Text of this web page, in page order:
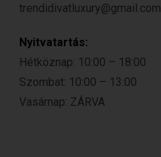
trendidivatluxury@gmail.com
Nyitvatartás:
Hétköznap: 10:00 – 18:00
Szombat: 10:00 – 13:00
Vasárnap: ZÁRVA